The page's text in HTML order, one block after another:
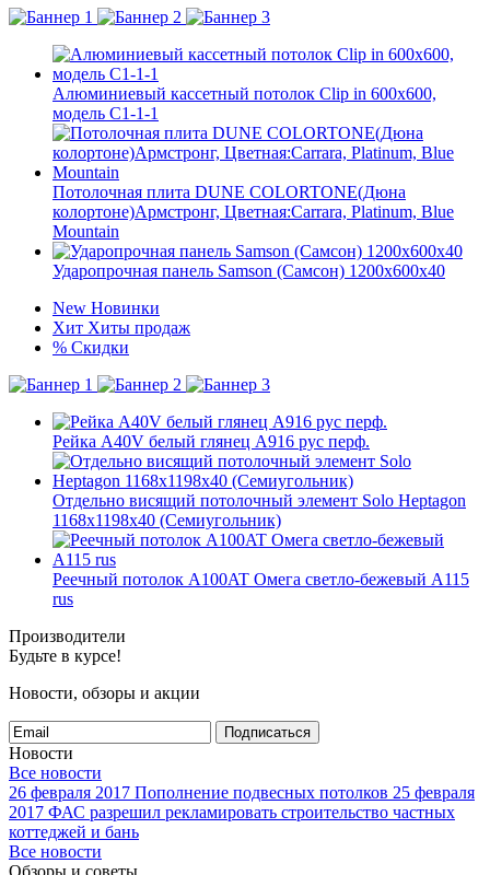
Алюминиевый кассетный потолок Clip in 600х600,
модель С1-1-1
Потолочная плита DUNE COLORTONE(Дюна
колортоне)Армстронг, Цветная:Carrara, Platinum, Blue
Mountain
Ударопрочная панель Samson (Самсон) 1200x600x40
New Новинки
Хит Хиты продаж
% Скидки
Рейка A40V белый глянец A916 рус перф.
Отдельно висящий потолочный элемент Solo Heptagon
1168x1198x40 (Семиугольник)
Реечный потолок A100AT Омега светло-бежевый А115
rus
Производители
Будьте в курсе!
Новости, обзоры и акции
Подписаться
Новости
Все новости
26 февраля 2017 Пополнение подвесных потолков 25 февраля
2017 ФАС разрешил рекламировать строительство частных
коттеджей и бань
Все новости
Обзоры и советы